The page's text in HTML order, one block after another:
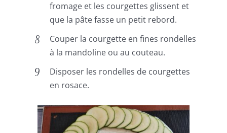
fromage et les courgettes glissent et
que la pâte fasse un petit rebord.
Couper la courgette en fines rondelles
à la mandoline ou au couteau.
Disposer les rondelles de courgettes
en rosace.